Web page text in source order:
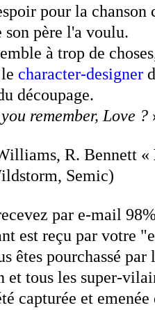
pour la
son père l'a voulu.
à trop de
character-designer
découpage.
remember, Love ?
R. Bennett «
Semic)
par e-mail
est reçu par votre
êtes pourchassé par
et tous les super-
capturée et